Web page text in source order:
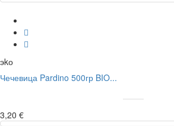
эkо
Чечевица Pardino 500гр BIO...
3,20 €